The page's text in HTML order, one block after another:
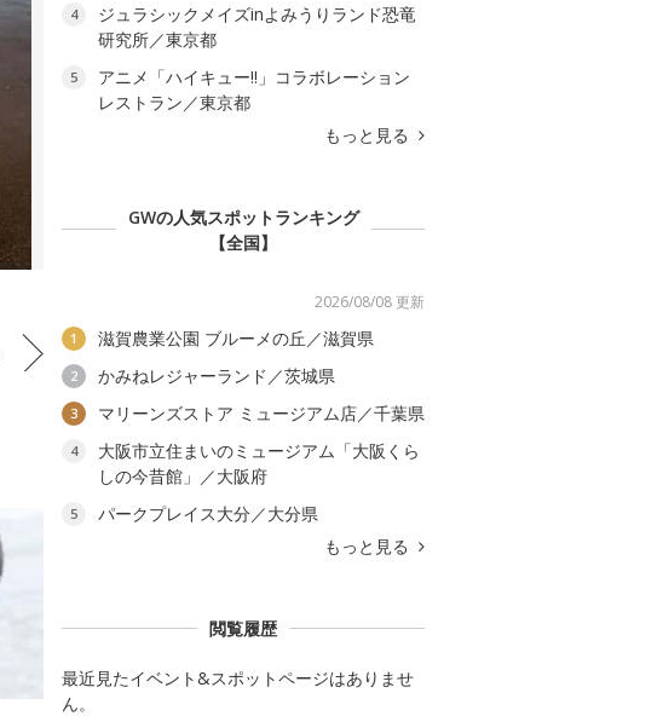
4
ジュラシックメイズinよみうりランド恐竜
研究所／東京都
5
アニメ「ハイキュー!!」コラボレーション
レストラン／東京都
もっと見る
GWの人気スポットランキング
【全国】
2026/08/08 更新
1 滋賀農業公園 ブルーメの丘／滋賀県
2 かみねレジャーランド／茨城県
3 マリーンズストア ミュージアム店／千葉県
4
大阪市立住まいのミュージアム「大阪くら
しの今昔館」／大阪府
5
パークプレイス大分／大分県
もっと見る
閲覧履歴
最近見たイベント&スポットページはありませ
ん。